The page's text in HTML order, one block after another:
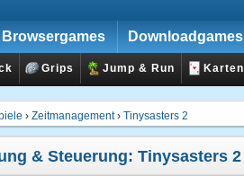
Browsergames Downloadgames
Grips Jump & Run Karten
› Zeitmanagement› Tinysasters 2
& Steuerung: Tinysasters 2